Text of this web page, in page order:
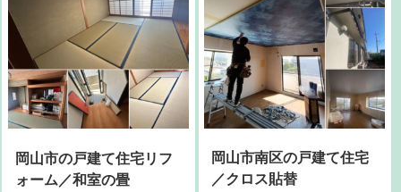
岡山市の戸建て住宅リフ
ォーム／和室の畳
岡山市南区の戸建て住宅
／クロス貼替